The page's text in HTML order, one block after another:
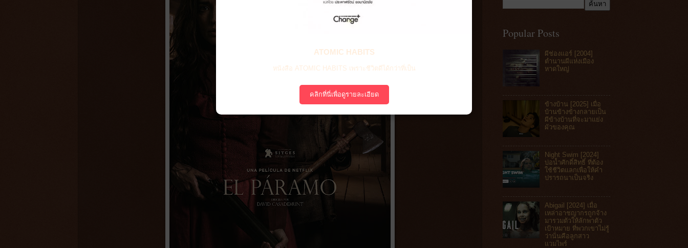
Popular Posts
ผีช่องแอร์ [2004]
ตำนานผีแห่งเมือง
หาดใหญ่
ข้างบ้าน [2025] เมื่อ
บ้านข้างข้างกลายเป็น
ผีข้างบ้านที่จะมาแย่ง
ผัวของคุณ
Night Swim [2024]
บ่อน้ำศักดิ์สิทธิ์ ที่ต้อง
ใช้ชีวิตแลกเพื่อให้คำ
ปรารถนาเป็นจริง
Abigail [2024] เมื่อ
เหล่าอาชญากรถูกจ้าง
มารวมตัวให้ลักพาตัว
เป้าหมาย ที่พวกเขาไม่รู้
ว่านั่นคือลูกสาว
แวมไพร์
ATOMIC HABITS
หนังสือ ATOMIC HABITS เพราะชีวิตดีได้กว่าที่เป็น
คลิกที่นี่เพื่อดูรายละเอียด